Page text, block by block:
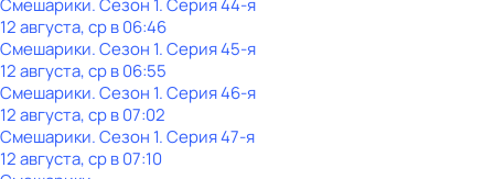
Смешарики. Сезон 1. Серия 44-я
12 августа, ср в 06:46
Смешарики. Сезон 1. Серия 45-я
12 августа, ср в 06:55
Смешарики. Сезон 1. Серия 46-я
12 августа, ср в 07:02
Смешарики. Сезон 1. Серия 47-я
12 августа, ср в 07:10